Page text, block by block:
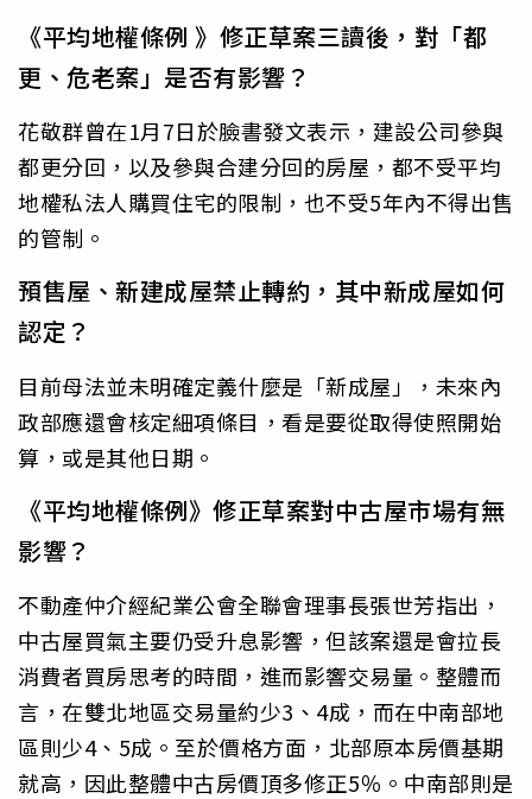
《平均地權條例 》修正草案三讀後，對「都
更、危老案」是否有影響？
花敬群曾在1月7日於臉書發文表示，建設公司參與
都更分回，以及參與合建分回的房屋，都不受平均
地權私法人購買住宅的限制，也不受5年內不得出售
的管制。
預售屋、新建成屋禁止轉約，其中新成屋如何
認定？
目前母法並未明確定義什麼是「新成屋」，未來內
政部應還會核定細項條目，看是要從取得使照開始
算，或是其他日期。
《平均地權條例》修正草案對中古屋市場有無
影響？
不動產仲介經紀業公會全聯會理事長張世芳指出，
中古屋買氣主要仍受升息影響，但該案還是會拉長
消費者買房思考的時間，進而影響交易量。整體而
言，在雙北地區交易量約少3、4成，而在中南部地
區則少4、5成。至於價格方面，北部原本房價基期
就高，因此整體中古房價頂多修正5％。中南部則是